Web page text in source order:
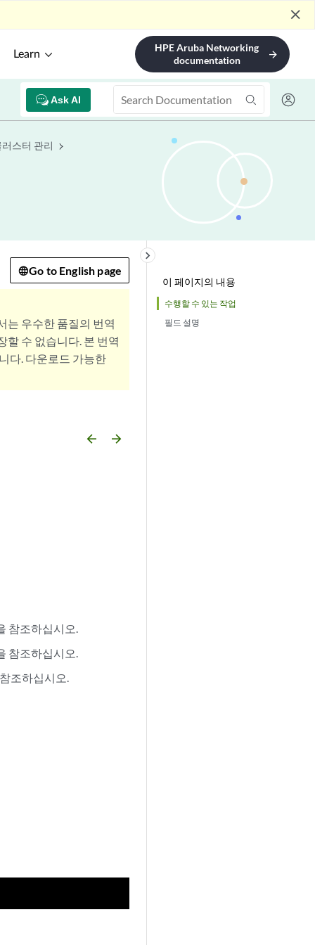
close
Learn
HPE Aruba Networking
documentation
arrow_forward
Ask AI
러스터 관리
이 페이지의 내용
수행할 수 있는 작업
필드 설명
keyboard_arrow_right
Go to English page
는 우수한 품질의 번역
할 수 없습니다. 본 번역
다. 다운로드 가능한
arrow_backward arrow_forward
참조하십시오.
참조하십시오.
조하십시오.